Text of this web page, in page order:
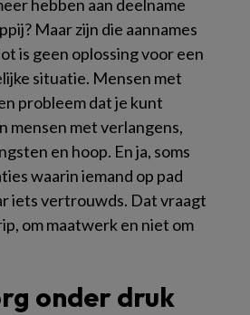
hebben aan deelname
Maar zijn die aannames
is geen oplossing voor een
situatie. Mensen met
probleem dat je kunt
mensen met verlangens,
en hoop. En ja, soms
waarin iemand op pad
iets vertrouwds. Dat vraagt
om maatwerk en niet om
onder druk